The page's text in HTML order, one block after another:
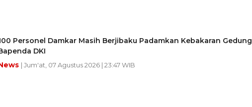
Personel Damkar Masih Berjibaku Padamkan Kebakaran Gedung
DKI
| Jum'at, 07 Agustus 2026 | 23:47 WIB